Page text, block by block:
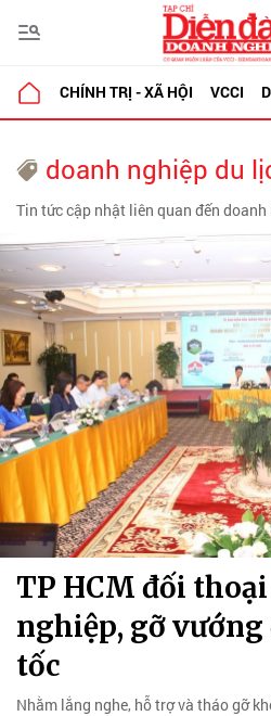
CHÍNH TRỊ - XÃ HỘI VCCI
doanh nghiệp du
Tin tức cập nhật liên quan đến
TP HCM đối
nghiệp, gỡ
tốc
Nhằm lắng nghe, hỗ trợ và tháo gỡ